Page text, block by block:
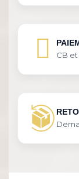
CB